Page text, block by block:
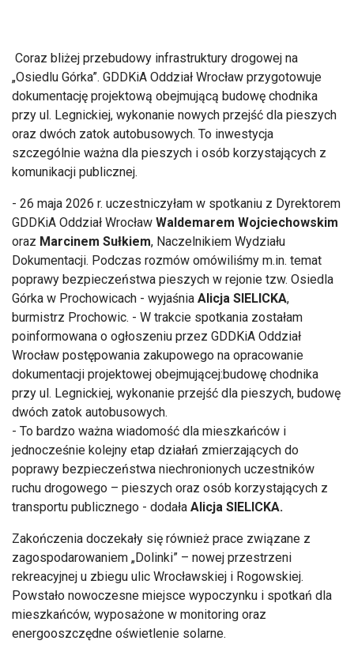
Coraz bliżej przebudowy infrastruktury drogowej na
„Osiedlu Górka”. GDDKiA Oddział Wrocław przygotowuje
dokumentację projektową obejmującą budowę chodnika
przy ul. Legnickiej, wykonanie nowych przejść dla pieszych
oraz dwóch zatok autobusowych. To inwestycja
szczególnie ważna dla pieszych i osób korzystających z
komunikacji publicznej.
- 26 maja 2026 r. uczestniczyłam w spotkaniu z Dyrektorem
GDDKiA Oddział Wrocław Waldemarem Wojciechowskim
oraz Marcinem Sułkiem, Naczelnikiem Wydziału
Dokumentacji. Podczas rozmów omówiliśmy m.in. temat
poprawy bezpieczeństwa pieszych w rejonie tzw. Osiedla
Górka w Prochowicach - wyjaśnia Alicja SIELICKA,
burmistrz Prochowic. - W trakcie spotkania zostałam
poinformowana o ogłoszeniu przez GDDKiA Oddział
Wrocław postępowania zakupowego na opracowanie
dokumentacji projektowej obejmującej:budowę chodnika
przy ul. Legnickiej, wykonanie przejść dla pieszych, budowę
dwóch zatok autobusowych.
- To bardzo ważna wiadomość dla mieszkańców i
jednocześnie kolejny etap działań zmierzających do
poprawy bezpieczeństwa niechronionych uczestników
ruchu drogowego – pieszych oraz osób korzystających z
transportu publicznego - dodała Alicja SIELICKA.
Zakończenia doczekały się również prace związane z
zagospodarowaniem „Dolinki” – nowej przestrzeni
rekreacyjnej u zbiegu ulic Wrocławskiej i Rogowskiej.
Powstało nowoczesne miejsce wypoczynku i spotkań dla
mieszkańców, wyposażone w monitoring oraz
energooszczędne oświetlenie solarne.